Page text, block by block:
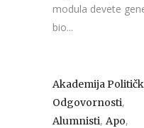
modula devete
bio...
Akademija
Odgovornosti,
Alumnisti, Apo,